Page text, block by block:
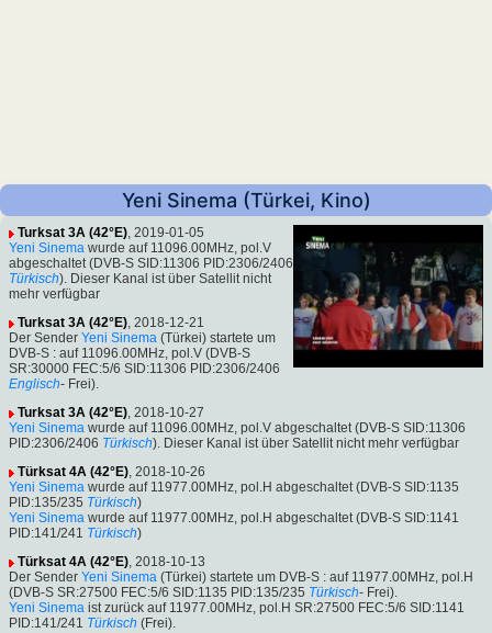
Yeni Sinema (Türkei, Kino)
Turksat 3A (42°E), 2019-01-05
Yeni Sinema wurde auf 11096.00MHz, pol.V
abgeschaltet (DVB-S SID:11306 PID:2306/2406
Türkisch). Dieser Kanal ist über Satellit nicht
mehr verfügbar
Turksat 3A (42°E), 2018-12-21
Der Sender Yeni Sinema (Türkei) startete um
DVB-S : auf 11096.00MHz, pol.V (DVB-S
SR:30000 FEC:5/6 SID:11306 PID:2306/2406
Englisch- Frei).
Turksat 3A (42°E), 2018-10-27
Yeni Sinema wurde auf 11096.00MHz, pol.V abgeschaltet (DVB-S SID:11306
PID:2306/2406 Türkisch). Dieser Kanal ist über Satellit nicht mehr verfügbar
Türksat 4A (42°E), 2018-10-26
Yeni Sinema wurde auf 11977.00MHz, pol.H abgeschaltet (DVB-S SID:1135
PID:135/235 Türkisch)
Yeni Sinema wurde auf 11977.00MHz, pol.H abgeschaltet (DVB-S SID:1141
PID:141/241 Türkisch)
Türksat 4A (42°E), 2018-10-13
Der Sender Yeni Sinema (Türkei) startete um DVB-S : auf 11977.00MHz, pol.H
(DVB-S SR:27500 FEC:5/6 SID:1135 PID:135/235 Türkisch- Frei).
Yeni Sinema ist zurück auf 11977.00MHz, pol.H SR:27500 FEC:5/6 SID:1141
PID:141/241 Türkisch (Frei).